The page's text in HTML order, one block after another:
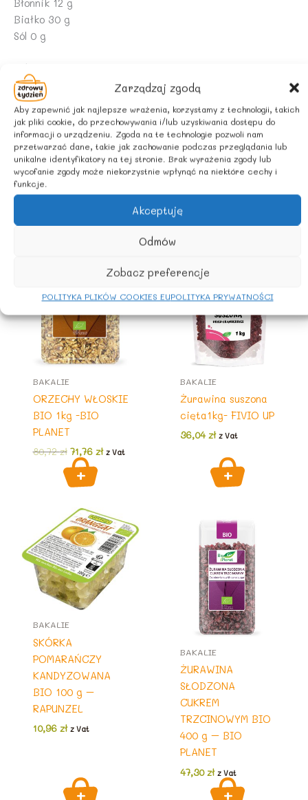
Zarządzaj zgodą
Aby zapewnić jak najlepsze wrażenia, korzystamy z technologii, takich
jak pliki cookie, do przechowywania i/lub uzyskiwania dostępu do
informacji o urządzeniu. Zgoda na te technologie pozwoli nam
przetwarzać dane, takie jak zachowanie podczas przeglądania lub
unikalne identyfikatory na tej stronie. Brak wyrażenia zgody lub
wycofanie zgody może niekorzystnie wpłynąć na niektóre cechy i
funkcje.
Akceptuję
Odmów
Zobacz preferencje
POLITYKA PLIKÓW COOKIES EUPOLITYKA PRYWATNOŚCI
Błonnik 12 g
Białko 30 g
Sól 0 g
Produkt może zawierać: ZBOŻA ZAWIERAJĄCE GLUTEN,
ORZECHY, NASIONA SEZAMU, SOJĘ.
ZALECANE WARUNKI PRZECHOWYWANIA
Przechowywać w suchym i chłodnym miejscu.
Podobne produkty
PROMOCJA
BAKALIE
ORZECHY WŁOSKIE
BIO 1kg -BIO
PLANET
80,72zł Pierwotna
cena
wynosiła:
80,72 zł.
71,76 złAktualna
z Vat
BAKALIE
Żurawina suszona
cięta1kg- FIVIO UP
36,04 zł z Vat
BAKALIE
SKÓRKA
POMARAŃCZY
KANDYZOWANA
BIO 100 g –
RAPUNZEL
10,96 zł z Vat
BAKALIE
ŻURAWINA
SŁODZONA
CUKREM
TRZCINOWYM BIO
400 g – BIO
PLANET
47,30zł z Vat